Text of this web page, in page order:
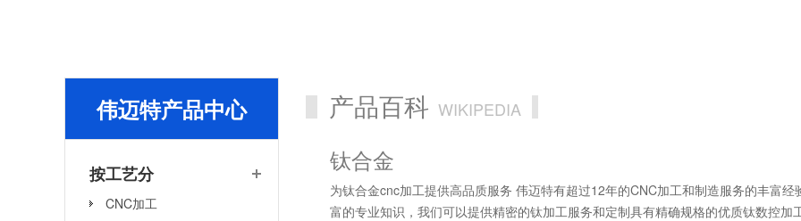
产品百科 WIKIPEDIA
钛合金
为钛合金cnc加工提供高品质服务 伟迈特有超过12年的CNC加工和制造服务的丰富
富的专业知识，我们可以提供精密的钛加工服务和定制具有精确规格的优质钛数控
伟迈特产品中心
按工艺分
CNC加工